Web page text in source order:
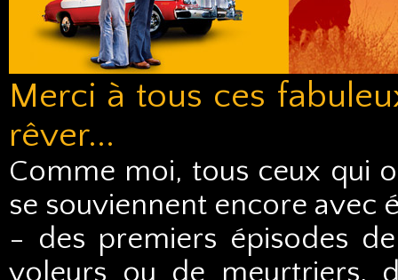
Merci à tous ces
rêver...
Comme moi, tous ceux qui
se souviennent encore avec
- des premiers épisodes
voleurs ou de meurtriers,